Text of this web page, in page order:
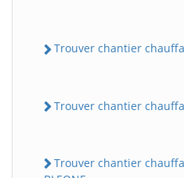
Trouver chantier
Trouver chantier
Trouver chantier